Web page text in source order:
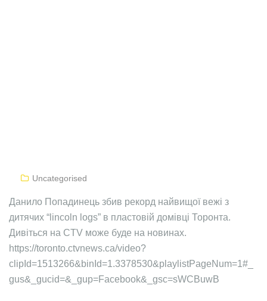
Uncategorised
Данило Попадинець збив рекорд найвищої вежі з
дитячих “lincoln logs” в пластовій домівці Торонта.
Дивіться на CTV може буде на новинах.
https://toronto.ctvnews.ca/video?
clipId=1513266&binId=1.3378530&playlistPageNum=1#_
gus&_gucid=&_gup=Facebook&_gsc=sWCBuwB